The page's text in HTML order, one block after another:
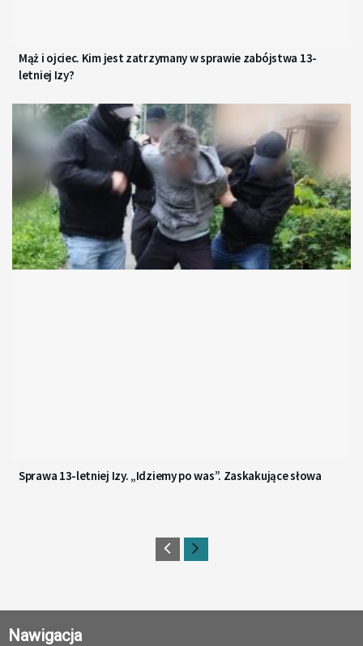
Mąż i ojciec. Kim jest zatrzymany w sprawie zabójstwa 13-
letniej Izy?
Sprawa 13-letniej Izy. „Idziemy po was”. Zaskakujące słowa
Nawigacja